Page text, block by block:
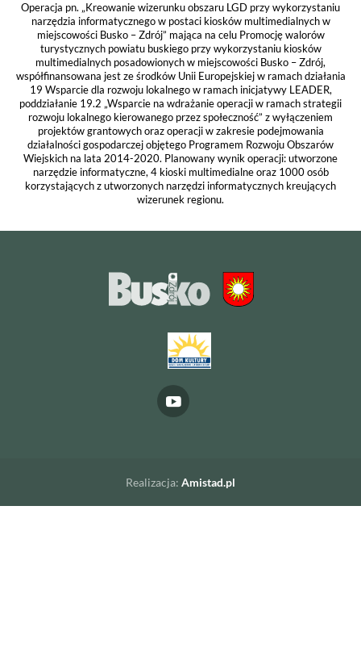
Operacja pn. „Kreowanie wizerunku obszaru LGD przy wykorzystaniu
narzędzia informatycznego w postaci kiosków multimedialnych w
miejscowości Busko – Zdrój” mająca na celu Promocję walorów
turystycznych powiatu buskiego przy wykorzystaniu kiosków
multimedialnych posadowionych w miejscowości Busko – Zdrój,
współfinansowana jest ze środków Unii Europejskiej w ramach działania
19 Wsparcie dla rozwoju lokalnego w ramach inicjatywy LEADER,
poddziałanie 19.2 „Wsparcie na wdrażanie operacji w ramach strategii
rozwoju lokalnego kierowanego przez społeczność” z wyłączeniem
projektów grantowych oraz operacji w zakresie podejmowania
działalności gospodarczej objętego Programem Rozwoju Obszarów
Wiejskich na lata 2014-2020. Planowany wynik operacji: utworzone
narzędzie informatyczne, 4 kioski multimedialne oraz 1000 osób
korzystających z utworzonych narzędzi informatycznych kreujących
wizerunek regionu.
Realizacja: Amistad.pl